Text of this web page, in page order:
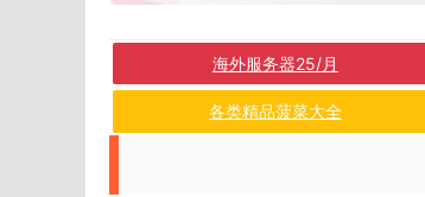
海外服务器25/月
各类精品菠菜大全